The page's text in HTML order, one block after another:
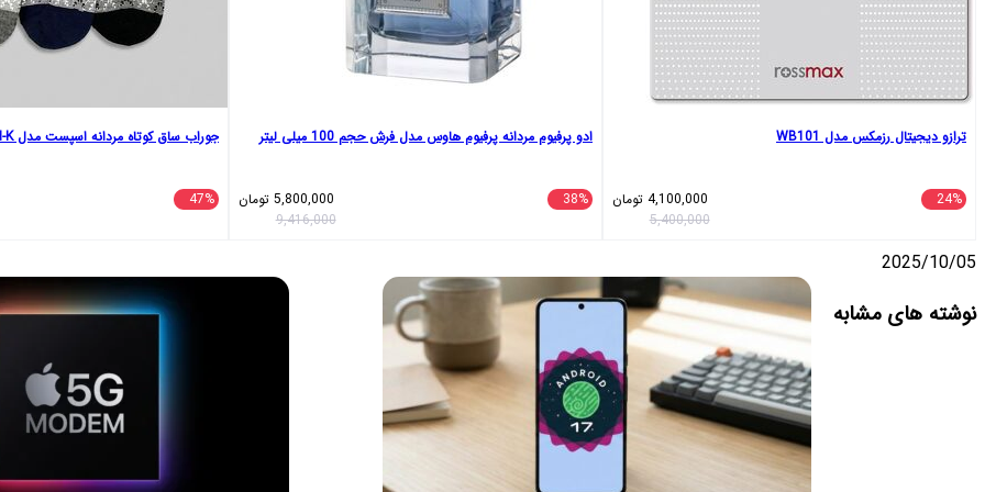
ترازو دیجیتال رزمکس مدل WB101
24%
4,100,000 تومان
5,400,000
ادو پرفیوم مردانه پرفیوم هاوس مدل فرش حجم 100 میلی لیتر
38%
5,800,000 تومان
9,416,000
جوراب ساق کوتاه مردانه اسپست مدل ASP-2PH-K بسته 3 عددی
47%
2025/10/05
آپ
گذاری
نوشته های مشابه